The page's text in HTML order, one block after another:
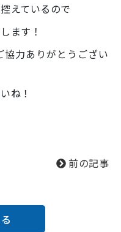
えているので
ます！
力ありがとうござい
ね！
前の記事